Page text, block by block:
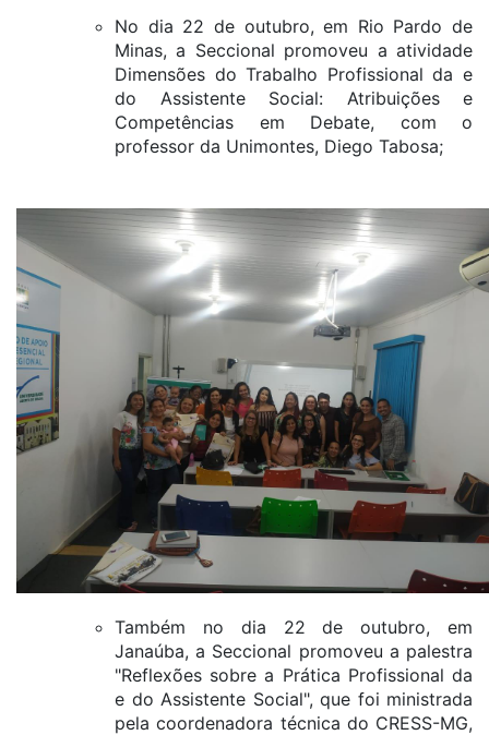
No dia 22 de outubro, em Rio Pardo de
Minas, a Seccional promoveu a atividade
Dimensões do Trabalho Profissional da e
do Assistente Social: Atribuições e
Competências em Debate, com o
professor da Unimontes, Diego Tabosa;
Também no dia 22 de outubro, em
Janaúba, a Seccional promoveu a palestra
"Reflexões sobre a Prática Profissional da
e do Assistente Social", que foi ministrada
pela coordenadora técnica do CRESS-MG,